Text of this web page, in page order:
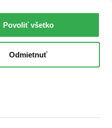
Povoliť všetko
Odmietnuť